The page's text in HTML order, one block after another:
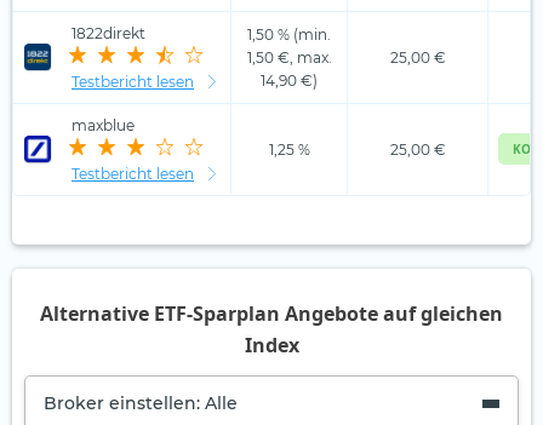
1822direkt
Testbericht lesen
1,50 % (min.
1,50 €, max.
14,90 €)
25,00 €
maxblue
Testbericht lesen
1,25 % 25,00 €
Alternative ETF-Sparplan Angebote auf gleichen
Index
Broker einstellen: Alle